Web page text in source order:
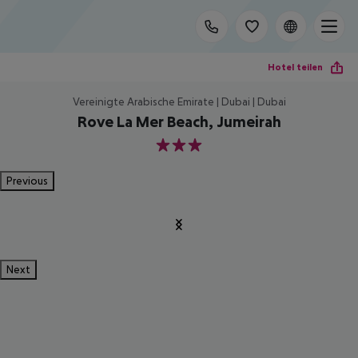
Hotel teilen
Vereinigte Arabische Emirate | Dubai | Dubai
Rove La Mer Beach, Jumeirah
3
Previous
Next